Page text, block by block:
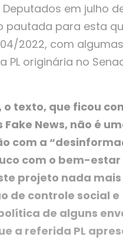
em julho
pautada para esta
2022, com algumas
PL originária no
o texto, que ficou
Fake News, não é
com a
com o bem-estar
projeto nada mais
de controle social e
de alguns
a referida PL